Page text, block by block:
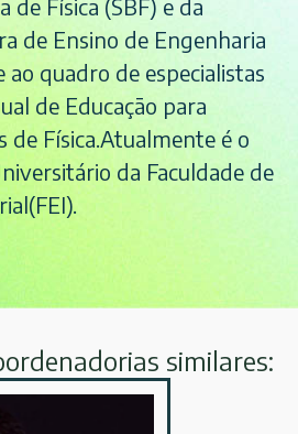
de Física (SBF) e da
de Ensino de Engenharia
ao quadro de especialistas
de Educação para
de Física.Atualmente é o
da Faculdade de
similares: